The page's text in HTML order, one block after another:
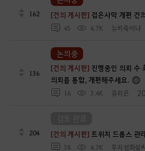
162 [건의 게시판] 검은사막 개편 건
45 4.7K 뉴비죽이냐
136
[건의 게시판] 진행중인 의뢰 수
의뢰를 통합, 개편해주세요.
16 3.4K 유리은
논의중
204 [건의 게시판] 트위치 드롭스 관
38 4.7K 무지성화살